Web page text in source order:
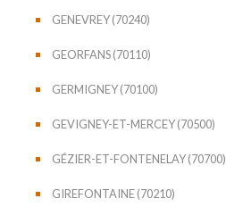
GENEVREY (70240)
GEORFANS (70110)
GERMIGNEY (70100)
GEVIGNEY-ET-MERCEY (70500)
GÉZIER-ET-FONTENELAY (70700)
GIREFONTAINE (70210)